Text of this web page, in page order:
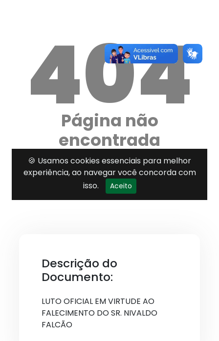
Descrição do
Documento:
LUTO OFICIAL EM VIRTUDE AO
FALECIMENTO DO SR. NIVALDO
FALCÃO